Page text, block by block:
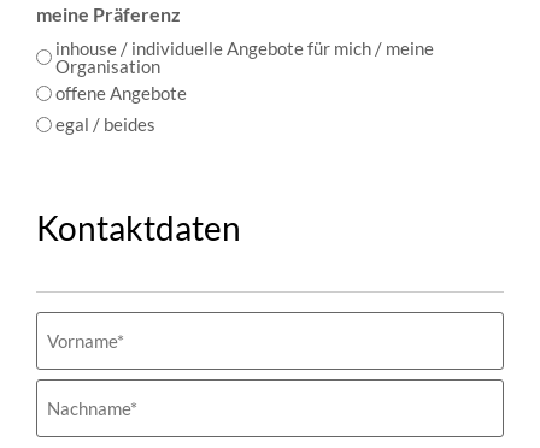
meine Präferenz
inhouse / individuelle Angebote für mich / meine
Organisation
offene Angebote
egal / beides
Kontaktdaten